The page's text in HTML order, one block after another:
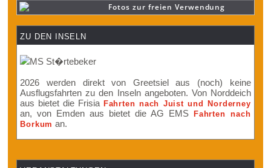
Fotos zur freien Verwendung
ZU DEN INSELN
2026 werden direkt von Greetsiel aus (noch) keine
Ausflugsfahrten zu den Inseln angeboten. Von Norddeich
aus bietet die Frisia Fahrten nach Juist und Norderney
an, von Emden aus bietet die AG EMSFahrten nach
Borkum an.